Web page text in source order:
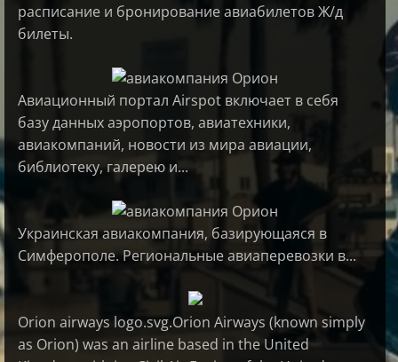
расписание и бронирование авиабилетов Ж/д
билеты.
Авиационный портал Airspot включает в себя
базу данных аэропортов, авиатехники,
авиакомпаний, новости из мира авиации,
библиотеку, галерею и...
Украинская авиакомпания, базирующаяся в
Симферополе. Региональные авиаперевозки в...
Orion airways logo.svg.Orion Airways (known simply
as Orion) was an airline based in the United